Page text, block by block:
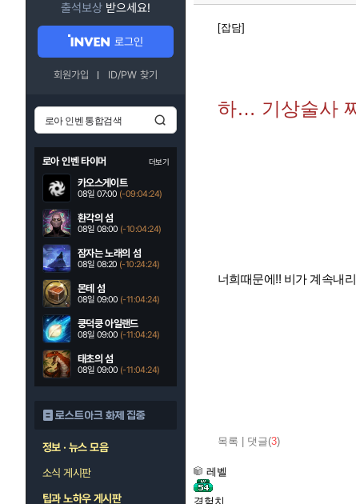
출석보상 받으세요!
로그인
회원가입 ID/PW 찾기
로아 인벤 타이머 더보기
카오스게이트
08일 07:00 (-09:04:23)
환각의 섬
08일 08:00 (-10:04:23)
잠자는 노래의 섬
08일 08:20 (-10:24:23)
몬테 섬
08일 09:00 (-11:04:23)
쿵덕쿵 아일랜드
08일 09:00 (-11:04:23)
태초의 섬
08일 09:00 (-11:04:23)
로스트아크 화제 집중
정보 · 뉴스 모음
소식 게시판
팁과 노하우 게시판
[잡담]
하… 기상술사
너희때문에!! 비가 계속내
목록 댓글(3)
레벨
경험치